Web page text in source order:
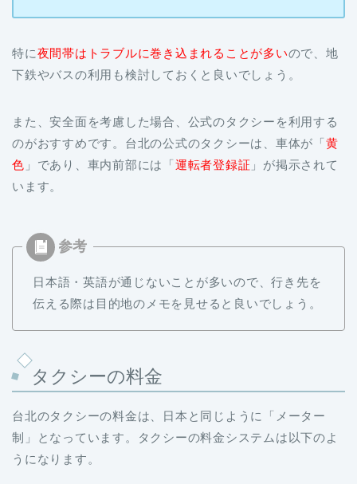
特に夜間帯はトラブルに巻き込まれることが多いので、地
下鉄やバスの利用も検討しておくと良いでしょう。
また、安全面を考慮した場合、公式のタクシーを利用する
のがおすすめです。台北の公式のタクシーは、車体が「黄
色 」であり、車内前部には「運転者登録証 」が掲示されて
います。
日本語・英語が通じないことが多いので、行き先を
伝える際は目的地のメモを見せると良いでしょう。
タクシーの料金
台北のタクシーの料金は、日本と同じように「メーター
制」となっています。タクシーの料金システムは以下のよ
うになります。